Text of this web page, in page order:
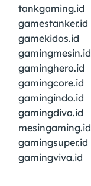
tankgaming.id
gamestanker.id
gamekidos.id
gamingmesin.id
gaminghero.id
gamingcore.id
gamingindo.id
gamingdiva.id
mesingaming.id
gamingsuper.id
gamingviva.id